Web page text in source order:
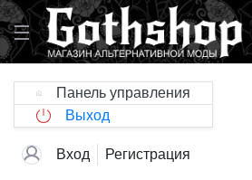
Панель управления
Выход
Вход Регистрация